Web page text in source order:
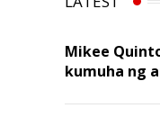
Mikee
kumuha ng
taon